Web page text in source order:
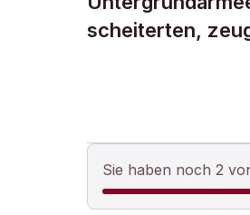
scheiterten,
Sie haben noch 2